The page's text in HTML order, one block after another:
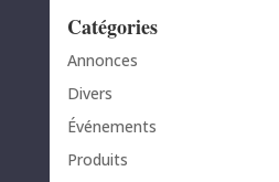
Catégories
Annonces
Divers
Événements
Produits